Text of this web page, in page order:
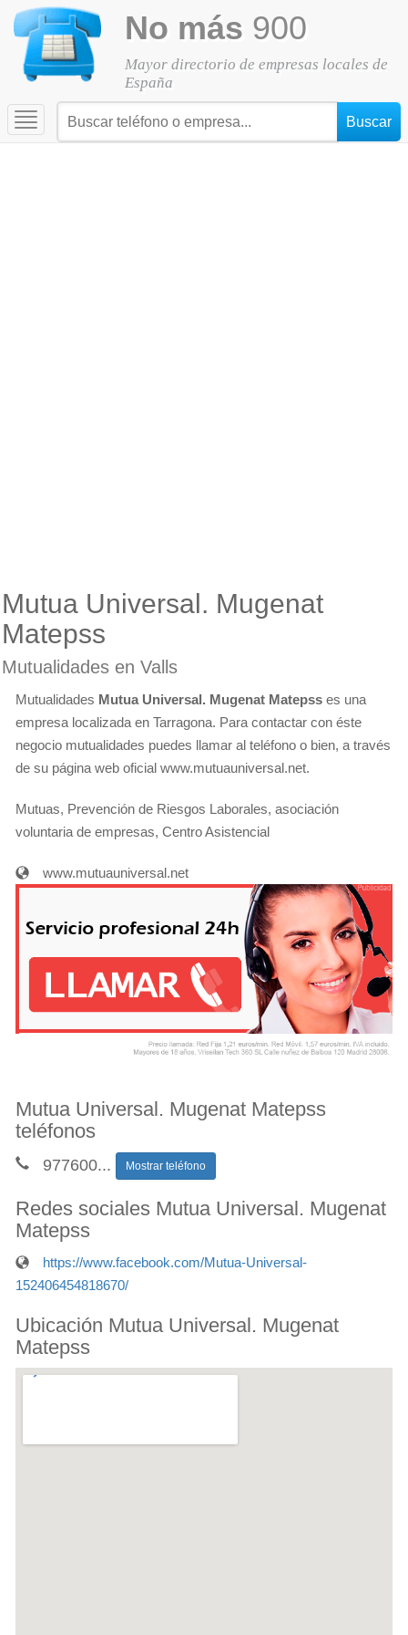
No más 900
Mayor directorio de empresas locales de
España
Toggle
navigation
Mutua Universal. Mugenat
Matepss
Mutualidades en Valls
Mutualidades Mutua Universal. Mugenat Matepss es una
empresa localizada en Tarragona. Para contactar con éste
negocio mutualidades puedes llamar al teléfono o bien, a través
de su página web oficial www.mutuauniversal.net.
Mutuas, Prevención de Riesgos Laborales, asociación
voluntaria de empresas, Centro Asistencial
www.mutuauniversal.net
Mutua Universal. Mugenat Matepss
teléfonos
977600... Mostrar teléfono
Redes sociales Mutua Universal. Mugenat
Matepss
https://www.facebook.com/Mutua-Universal-
152406454818670/
Ubicación Mutua Universal. Mugenat
Matepss